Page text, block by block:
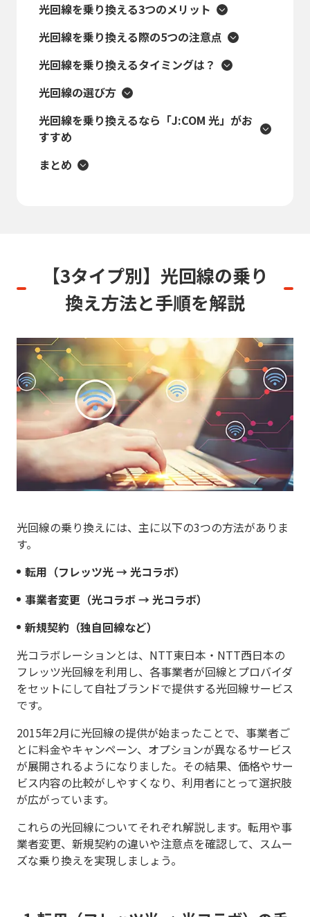
光回線を乗り換える3つのメリット
光回線を乗り換える際の5つの注意点
光回線を乗り換えるタイミングは？
光回線の選び方
光回線を乗り換えるなら「J:COM 光」がお
すすめ
まとめ
【3タイプ別】 光回線の乗り
換え方法と手順を解説
光回線の乗り換えには、主に以下の3つの方法がありま
す。
転用（フレッツ光 → 光コラボ）
事業者変更（光コラボ → 光コラボ）
新規契約（独自回線など）
光コラボレーションとは、NTT東日本・NTT西日本の
フレッツ光回線を利用し、各事業者が回線とプロバイダ
をセットにして自社ブランドで提供する光回線サービス
です。
2015年2月に光回線の提供が始まったことで、事業者ご
とに料金やキャンペーン、オプションが異なるサービス
が展開されるようになりました。その結果、価格やサー
ビス内容の比較がしやすくなり、利用者にとって選択肢
が広がっています。
これらの光回線についてそれぞれ解説します。転用や事
業者変更、新規契約の違いや注意点を確認して、スムー
ズな乗り換えを実現しましょう。